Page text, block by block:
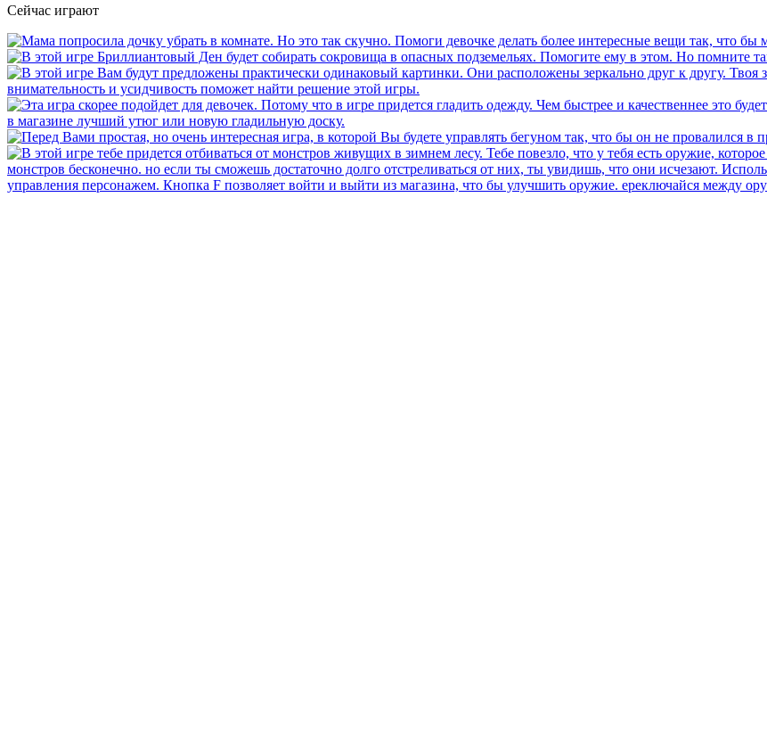
Сейчас играют